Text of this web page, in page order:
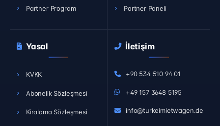
Partner Program Partner Paneli
Yasal
KVKK
Abonelik Sözleşmesi
Kiralama Sözleşmesi
İletişim
+90 534 510 94 01
+49 157 3648 5195
info@turkeimietwagen.de